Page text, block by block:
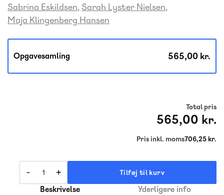
Sabrina Eskildsen Sarah Lyster Nielsen
Maja Klingenberg Hansen
Opgavesamling 565,00 kr.
Total pris
565,00 kr.
Pris inkl. moms706,25 kr.
- + Tilføj til kurv
Beskrivelse Yderligere info